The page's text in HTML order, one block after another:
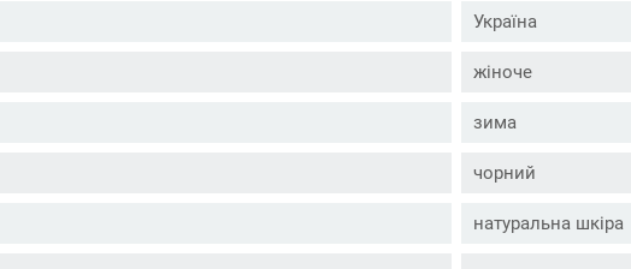
Україна
жіноче
зима
чорний
натуральна шкіра